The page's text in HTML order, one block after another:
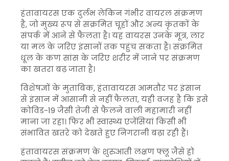
हंतावायरस एक दुर्लभ लेकिन गंभीर वायरल संक्रमण
है, जो मुख्य रूप से संक्रमित चूहों और अन्य कृंतकों के
संपर्क में आने से फैलता है। यह वायरस उनके मूत्र, लार
या मल के जरिए इंसानों तक पहुंच सकता है। संक्रमित
धूल के कण सांस के जरिए शरीर में जाने पर संक्रमण
का खतरा बढ़ जाता है।
विशेषज्ञों के मुताबिक, हंतावायरस आमतौर पर इंसान
से इंसान में आसानी से नहीं फैलता, यही वजह है कि इसे
कोविड-19 जैसी तेजी से फैलने वाली महामारी नहीं
माना जा रहा। फिर भी स्वास्थ्य एजेंसियां किसी भी
संभावित खतरे को देखते हुए निगरानी बढ़ा रही हैं।
हंतावायरस संक्रमण के शुरुआती लक्षण फ्लू जैसे हो